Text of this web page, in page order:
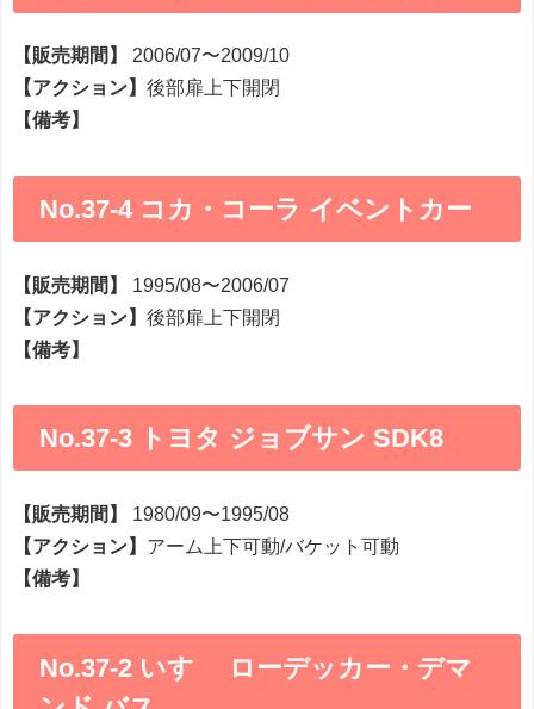
【販売期間】 2006/07〜2009/10
【アクション】 後部扉上下開閉
【備考】
No.37-4 コカ・コーラ イベントカー
【販売期間】 1995/08〜2006/07
【アクション】 後部扉上下開閉
【備考】
No.37-3 トヨタ ジョブサン SDK8
【販売期間】 1980/09〜1995/08
【アクション】 アーム上下可動/バケット可動
【備考】
No.37-2 いすゞ ローデッカー・デマ